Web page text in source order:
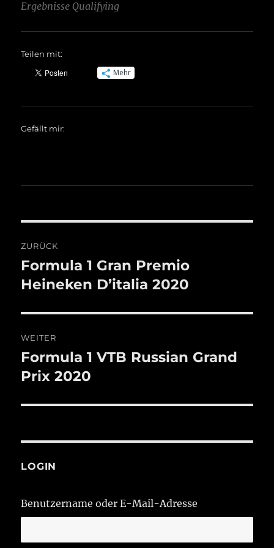
Ergebnisse Qualifying
Teilen mit:
Mehr
Gefällt mir:
ZURÜCK
Vorheriger
Beitrag:
Formula 1 Gran Premio
Heineken D’italia 2020
WEITER
Nächster
Beitrag:
Formula 1 VTB Russian Grand
Prix 2020
LOGIN
Benutzername oder E-Mail-Adresse